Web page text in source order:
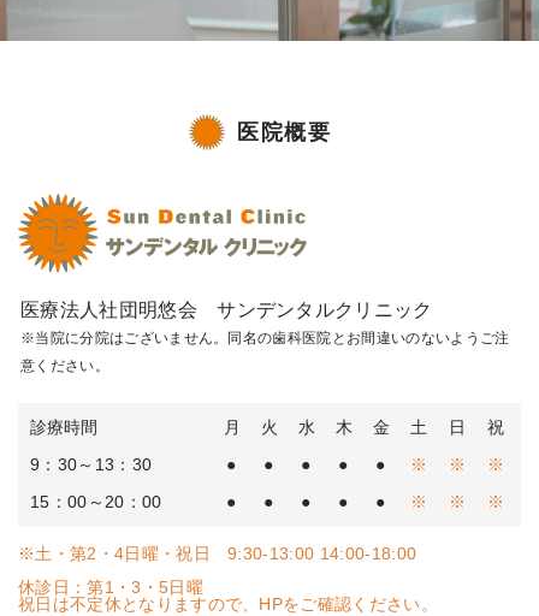
医院概要
医療法人社団明悠会 サンデンタルクリニック
※当院に分院はございません。同名の歯科医院とお間違いのないようご注
意ください。
診療時間 月 火 水 木 金 土 日
祝
9：30～13：30
● ● ● ● ● ※ ※
※
15：00～20：00
● ● ● ● ● ※ ※ ※
※土・第2・4日曜・祝日 9:30-13:00 14:00-18:00
休診日：第1・3・5日曜
祝日は不定休となりますので、HPをご確認ください。